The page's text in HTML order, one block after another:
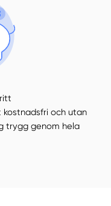
kostnadsfri och utan
trygg genom hela